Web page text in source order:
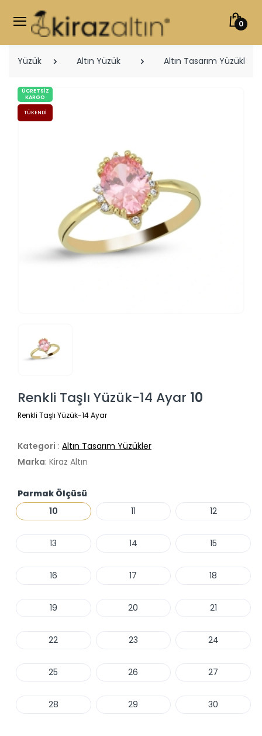
0
Yüzük Altın Yüzük Altın Tasarım Yüzükler
ÜCRETSIZ
KARGO
TÜKENDI
Renkli Taşlı Yüzük-14 Ayar 10
Renkli Taşlı Yüzük-14 Ayar
Kategori : Altın Tasarım Yüzükler
Marka: Kiraz Altın
Parmak Ölçüsü
10
11 12
13 14 15
16 17 18
19 20 21
22 23 24
25 26 27
28 29 30